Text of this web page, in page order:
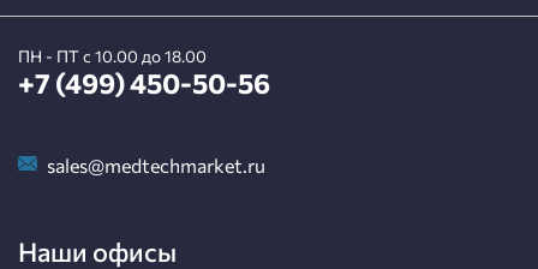
ПН - ПТ с 10.00 до 18.00
+7 (499) 450-50-56
sales@medtechmarket.ru
Наши офисы